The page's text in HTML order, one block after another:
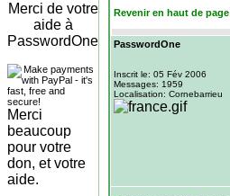
Merci de votre
aide à
PasswordOne
Merci
beaucoup
pour votre
don, et votre
aide.
Revenir en haut de page
PasswordOne
Inscrit le: 05 Fév 2006
Messages: 1959
Localisation: Cornebarrieu